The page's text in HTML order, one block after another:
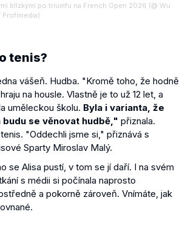
blízkými po triumfu na French Open 2026 (@ Wu
tenis?
vášeň. Hudba. "Kromě toho, že hodně
na housle. Vlastně je to už 12 let, a
uměleckou školu. Byla i varianta, že
budu se věnovat hudbě," přiznala.
"Oddechli jsme si," přiznává s
Sparty Miroslav Malý.
se Alisa pustí, v tom se jí daří. I na svém
s médii si počínala naprosto
a pokorně zároveň. Vnímáte, jak